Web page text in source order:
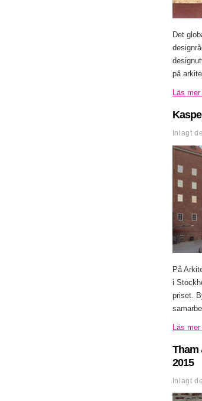
Det
på
Läs mer
Inlagt
På
i
priset.
Läs mer
Tham
2015
Inlagt